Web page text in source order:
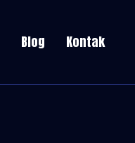
Blog Kontak